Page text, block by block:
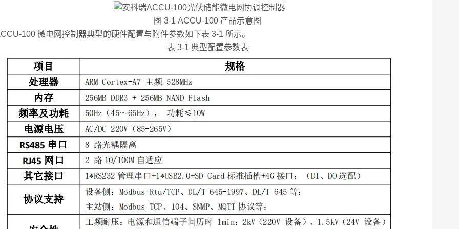
图 3-1 ACCU-100 产品示意图
100 微电网控制器典型的硬件配置与附件参数如下表 3-1 所示。
表 3-1 典型配置参数表